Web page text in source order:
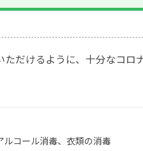
だけるように、十分なコロ
ルコール消毒、衣類の消毒